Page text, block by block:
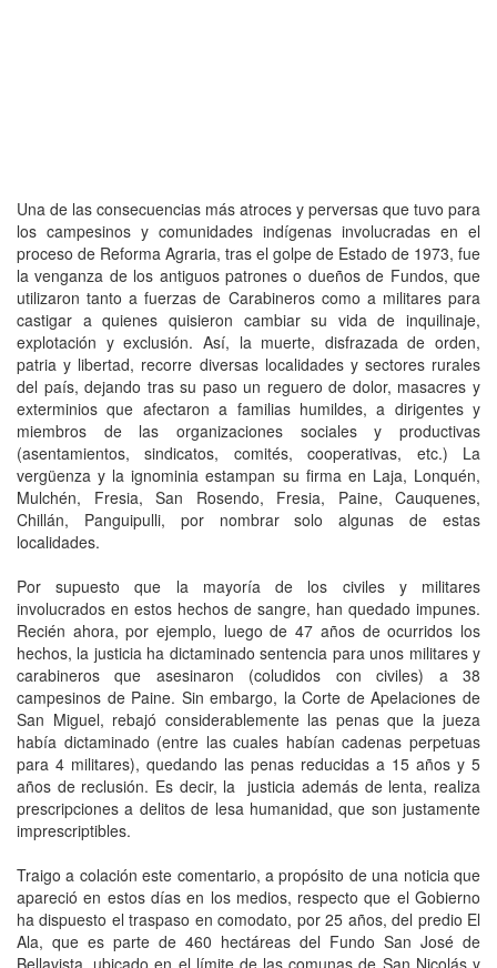
Una de las consecuencias más atroces y perversas que tuvo para
los campesinos y comunidades indígenas involucradas en el
proceso de Reforma Agraria, tras el golpe de Estado de 1973, fue
la venganza de los antiguos patrones o dueños de Fundos, que
utilizaron tanto a fuerzas de Carabineros como a militares para
castigar a quienes quisieron cambiar su vida de inquilinaje,
explotación y exclusión. Así, la muerte, disfrazada de orden,
patria y libertad, recorre diversas localidades y sectores rurales
del país, dejando tras su paso un reguero de dolor, masacres y
exterminios que afectaron a familias humildes, a dirigentes y
miembros de las organizaciones sociales y productivas
(asentamientos, sindicatos, comités, cooperativas, etc.) La
vergüenza y la ignominia estampan su firma en Laja, Lonquén,
Mulchén, Fresia, San Rosendo, Fresia, Paine, Cauquenes,
Chillán, Panguipulli, por nombrar solo algunas de estas
localidades.
Por supuesto que la mayoría de los civiles y militares
involucrados en estos hechos de sangre, han quedado impunes.
Recién ahora, por ejemplo, luego de 47 años de ocurridos los
hechos, la justicia ha dictaminado sentencia para unos militares y
carabineros que asesinaron (coludidos con civiles) a 38
campesinos de Paine. Sin embargo, la Corte de Apelaciones de
San Miguel, rebajó considerablemente las penas que la jueza
había dictaminado (entre las cuales habían cadenas perpetuas
para 4 militares), quedando las penas reducidas a 15 años y 5
años de reclusión. Es decir, la justicia además de lenta, realiza
prescripciones a delitos de lesa humanidad, que son justamente
imprescriptibles.
Traigo a colación este comentario, a propósito de una noticia que
apareció en estos días en los medios, respecto que el Gobierno
ha dispuesto el traspaso en comodato, por 25 años, del predio El
Ala, que es parte de 460 hectáreas del Fundo San José de
Bellavista, ubicado en el límite de las comunas de San Nicolás y